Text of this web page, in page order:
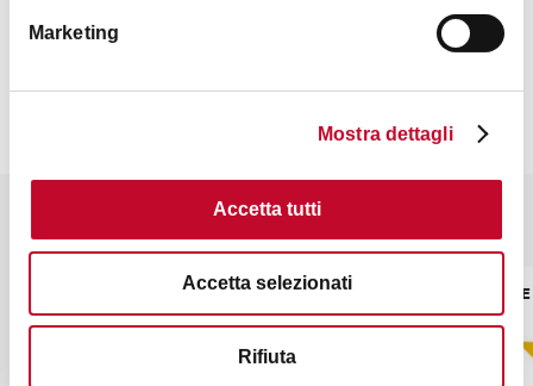
Marketing
Mostra dettagli
Accetta tutti
Accetta selezionati
Rifiuta
Potrebbe interessarti anche
MUSICA